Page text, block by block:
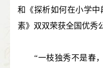
和《探析如何在小学
素》双双荣获全国优秀
“一枝独秀不是春，